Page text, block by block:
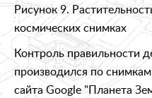
Рисунок 9.
космических снимках
Контроль правильности
производился по
сайта Google "Планета